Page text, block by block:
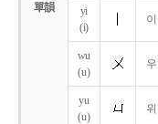
單韻
yi
(i)
이
wu
(u)
우
yu
(u)
위